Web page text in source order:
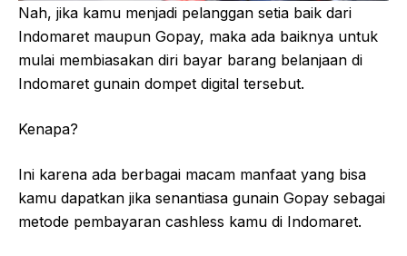
Nah, jika kamu menjadi pelanggan setia baik dari
Indomaret maupun Gopay, maka ada baiknya untuk
mulai membiasakan diri bayar barang belanjaan di
Indomaret gunain dompet digital tersebut.
Kenapa?
Ini karena ada berbagai macam manfaat yang bisa
kamu dapatkan jika senantiasa gunain Gopay sebagai
metode pembayaran cashless kamu di Indomaret.